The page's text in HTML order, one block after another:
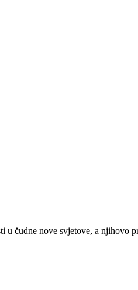
u čudne nove svjetove, a njihovo